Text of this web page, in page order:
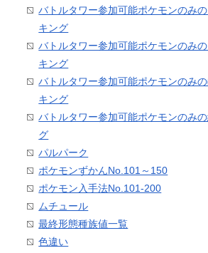
バトルタワー参加可能ポケモンのみ
キング
バトルタワー参加可能ポケモンのみ
キング
バトルタワー参加可能ポケモンのみ
キング
バトルタワー参加可能ポケモンのみ
グ
パルパーク
ポケモンずかんNo.101～150
ポケモン入手法No.101-200
ムチュール
最終形態種族値一覧
色違い